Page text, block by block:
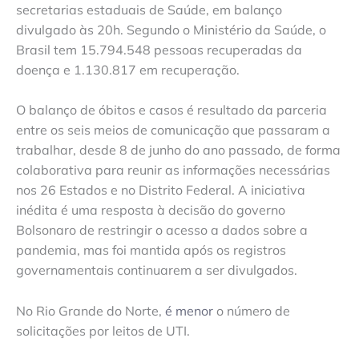
secretarias estaduais de Saúde, em balanço
divulgado às 20h. Segundo o Ministério da Saúde, o
Brasil tem 15.794.548 pessoas recuperadas da
doença e 1.130.817 em recuperação.
O balanço de óbitos e casos é resultado da parceria
entre os seis meios de comunicação que passaram a
trabalhar, desde 8 de junho do ano passado, de forma
colaborativa para reunir as informações necessárias
nos 26 Estados e no Distrito Federal. A iniciativa
inédita é uma resposta à decisão do governo
Bolsonaro de restringir o acesso a dados sobre a
pandemia, mas foi mantida após os registros
governamentais continuarem a ser divulgados.
No Rio Grande do Norte, é menor o número de
solicitações por leitos de UTI.